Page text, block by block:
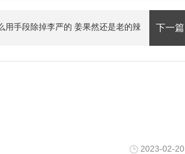
下一篇
用手段除掉李严的 姜果然还是老的辣
2023-02-20